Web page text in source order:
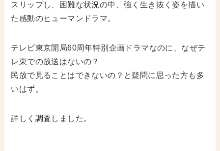
スリップし、困難な状況の中、強く生き抜く姿を描い
た感動のヒューマンドラマ。
テレビ東京開局60周年特別企画ドラマなのに、なぜテ
レ東での放送はないの？
民放で見ることはできないの？と疑問に思った方も多
いはず。
詳しく調査しました。